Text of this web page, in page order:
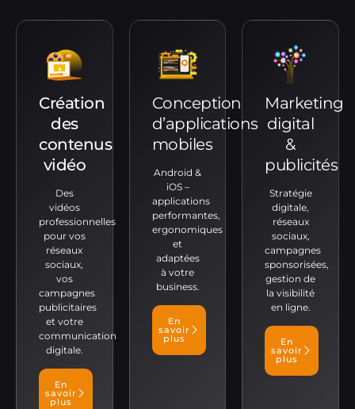
Création
des
contenus
vidéo
Des
vidéos
professionnelles
pour vos
réseaux
sociaux,
vos
campagnes
publicitaires
et votre
communication
digitale.
En
savoir
plus
Conception
d’applications
mobiles
Android &
iOS –
applications
performantes,
ergonomiques
et
adaptées
à votre
business.
En
savoir
plus
Marketing
digital
&
publicités
Stratégie
digitale,
réseaux
sociaux,
campagnes
sponsorisées,
gestion de
la visibilité
en ligne.
En
savoir
plus